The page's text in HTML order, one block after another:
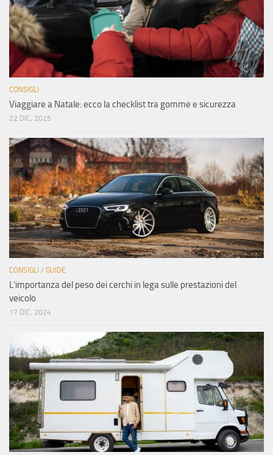
CONSIGLI
Viaggiare a Natale: ecco la checklist tra gomme e sicurezza
22 DIC, 2025
CONSIGLI / GUIDE
L’importanza del peso dei cerchi in lega sulle prestazioni del
veicolo
17 DIC, 2024